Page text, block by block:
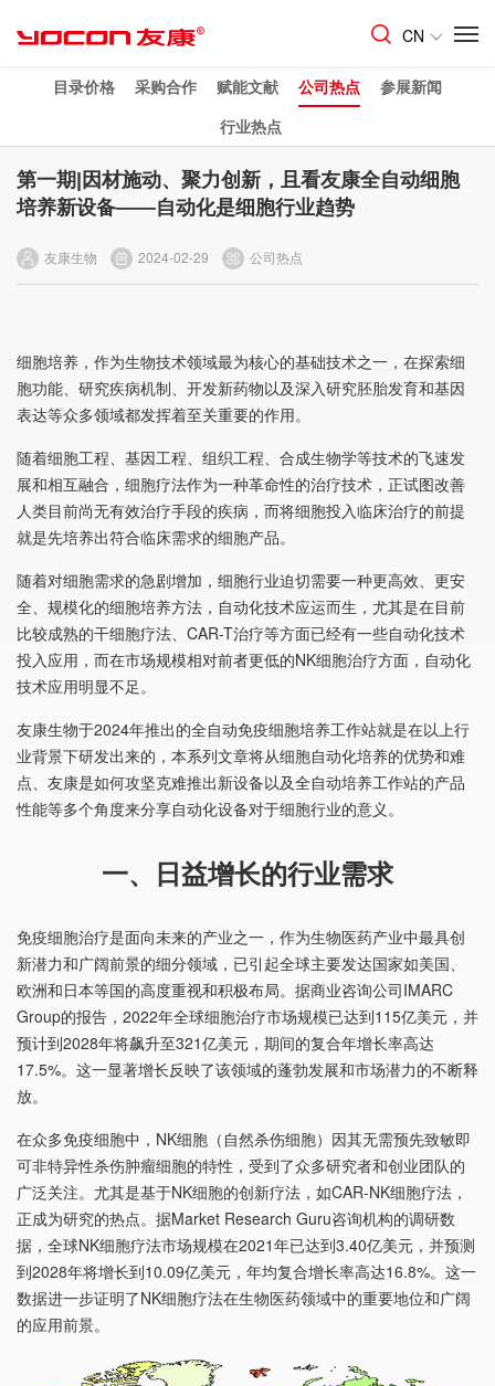
CN
目录价格 采购合作 赋能文献 公司热点
参展新闻
行业热点
第一期|因材施动、聚力创新，且看友康全自动细胞
培养新设备——自动化是细胞行业趋势
友康生物 2024-02-29 公司热点
细胞培养，作为生物技术领域最为核心的基础技术之一，在探索细
胞功能、研究疾病机制、开发新药物以及深入研究胚胎发育和基因
表达等众多领域都发挥着至关重要的作用。
随着细胞工程、基因工程、组织工程、合成生物学等技术的飞速发
展和相互融合，细胞疗法作为一种革命性的治疗技术，正试图改善
人类目前尚无有效治疗手段的疾病，而将细胞投入临床治疗的前提
就是先培养出符合临床需求的细胞产品。
随着对细胞需求的急剧增加，细胞行业迫切需要一种更高效、更安
全、规模化的细胞培养方法，自动化技术应运而生，尤其是在目前
比较成熟的干细胞疗法、CAR-T治疗等方面已经有一些自动化技术
投入应用，而在市场规模相对前者更低的NK细胞治疗方面，自动化
技术应用明显不足。
友康生物于2024年推出的全自动免疫细胞培养工作站就是在以上行
业背景下研发出来的，本系列文章将从细胞自动化培养的优势和难
点、友康是如何攻坚克难推出新设备以及全自动培养工作站的产品
性能等多个角度来分享自动化设备对于细胞行业的意义。
一、日益增长的行业需求
免疫细胞治疗是面向未来的产业之一，作为生物医药产业中最具创
新潜力和广阔前景的细分领域，已引起全球主要发达国家如美国、
欧洲和日本等国的高度重视和积极布局。据商业咨询公司IMARC
Group的报告，2022年全球细胞治疗市场规模已达到115亿美元，并
预计到2028年将飙升至321亿美元，期间的复合年增长率高达
17.5%。这一显著增长反映了该领域的蓬勃发展和市场潜力的不断释
放。
在众多免疫细胞中，NK细胞（自然杀伤细胞）因其无需预先致敏即
可非特异性杀伤肿瘤细胞的特性，受到了众多研究者和创业团队的
广泛关注。尤其是基于NK细胞的创新疗法，如CAR-NK细胞疗法，
正成为研究的热点。据Market Research Guru咨询机构的调研数
据，全球NK细胞疗法市场规模在2021年已达到3.40亿美元，并预测
到2028年将增长到10.09亿美元，年均复合增长率高达16.8%。这一
数据进一步证明了NK细胞疗法在生物医药领域中的重要地位和广阔
的应用前景。